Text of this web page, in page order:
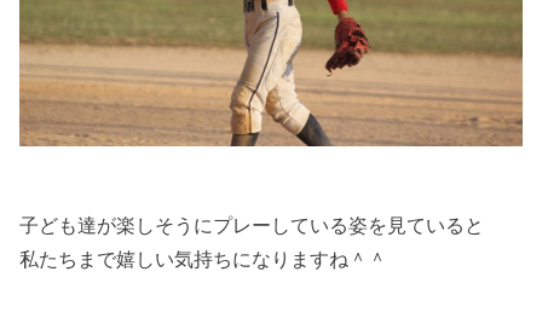
子ども達が楽しそうにプレーしている姿を見ていると
私たちまで嬉しい気持ちになりますね＾＾